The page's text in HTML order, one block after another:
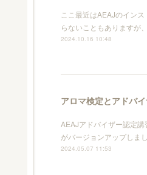
ここ最近はAEAJのイン
らないこともありますが
2024.10.16 10:48
アロマ検定とアドバ
AEAJアドバイザー認定
がバージョンアップしま
2024.05.07 11:53